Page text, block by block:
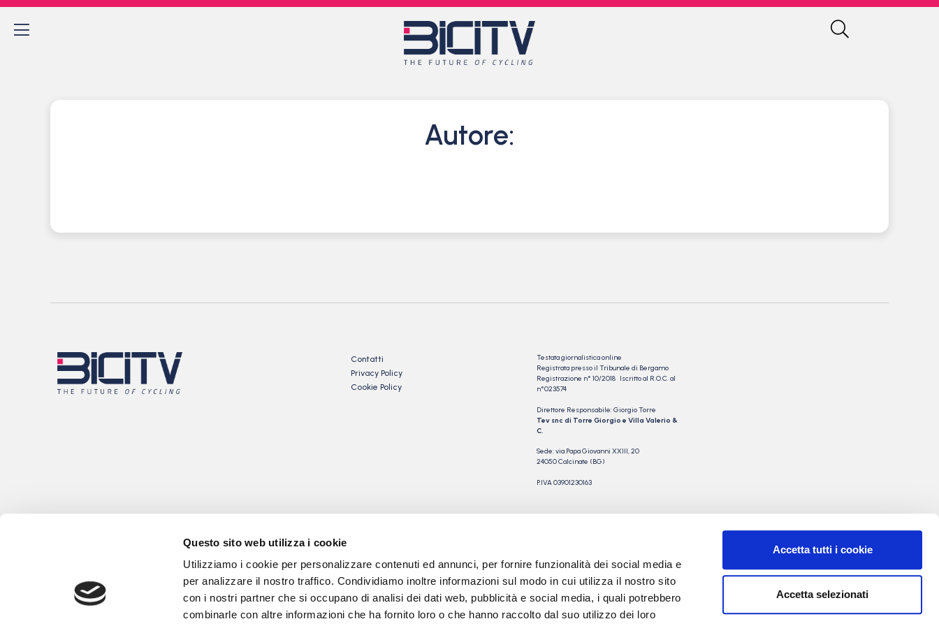
Questo sito web utilizza i cookie
Utilizziamo i cookie per personalizzare contenuti ed annunci, per fornire funzionalità dei social media e
per analizzare il nostro traffico. Condividiamo inoltre informazioni sul modo in cui utilizza il nostro sito
con i nostri partner che si occupano di analisi dei dati web, pubblicità e social media, i quali potrebbero
combinarle con altre informazioni che ha fornito loro o che hanno raccolto dal suo utilizzo dei loro
Accetta tutti i cookie
Accetta selezionati
Autore:
Contatti
Privacy Policy
Cookie Policy
Testata giornalistica online
Registrata presso il Tribunale di Bergamo
Registrazione n° 10/2018 Iscritto al R.O.C. al
n°023574
Direttore Responsabile: Giorgio Torre
Tev snc di Torre Giorgio e Villa Valerio &
C.
Sede: via Papa Giovanni XXIII, 20
24050 Calcinate (BG)
P.IVA 03901230163